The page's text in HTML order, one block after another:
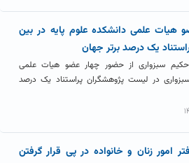
علمی دانشکده علوم پایه در بین
یک درصد برتر جهان
سبزواری از حضور چهار عضو هیات علمی
در لیست پژوهشگران پراستناد یک درصد
امور زنان و خانواده در پی قرار گرفتن